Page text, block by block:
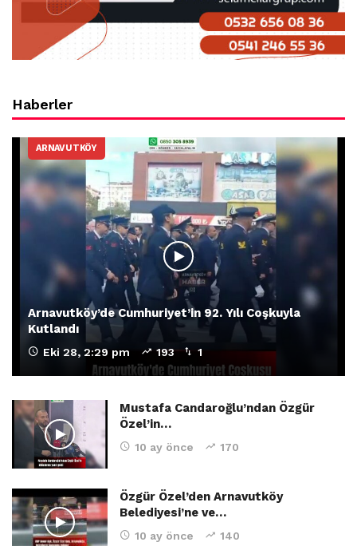
Haberler
ARNAVUTKÖY
Arnavutköy’de Cumhuriyet’in 92. Yılı Coşkuyla
Kutlandı
Eki 28, 2:29 pm 193 1
Mustafa Candaroğlu’ndan Özgür
Özel’in…
10 ay önce 170
Özgür Özel’den Arnavutköy
Belediyesi’ne ve…
10 ay önce 140